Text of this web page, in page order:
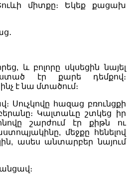
միտքը։ Եկեք քացախ
և բոլորը սկսեցին նայել
էր քարե դեմքով։
է նա մտածում։
Սուչկովը հազաց բռունցքի
Կալտաևը շտկեց իր
շարժում էր քիթն ու
մեջքը հենելով
ասես անտարբեր նայում